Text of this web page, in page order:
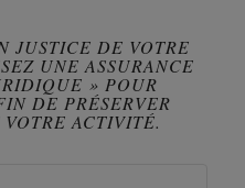
JUSTICE DE VOTRE
UNE ASSURANCE
» POUR
DE PRÉSERVER
ACTIVITÉ.